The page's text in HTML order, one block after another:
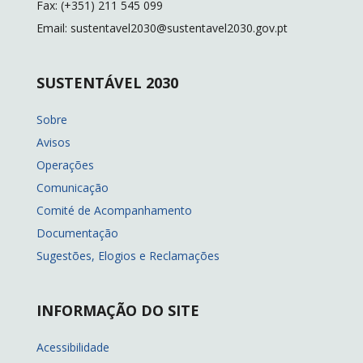
Fax: (+351) 211 545 099
Email: sustentavel2030@sustentavel2030.gov.pt
SUSTENTÁVEL 2030
Sobre
Avisos
Operações
Comunicação
Comité de Acompanhamento
Documentação
Sugestões, Elogios e Reclamações
INFORMAÇÃO DO SITE
Acessibilidade